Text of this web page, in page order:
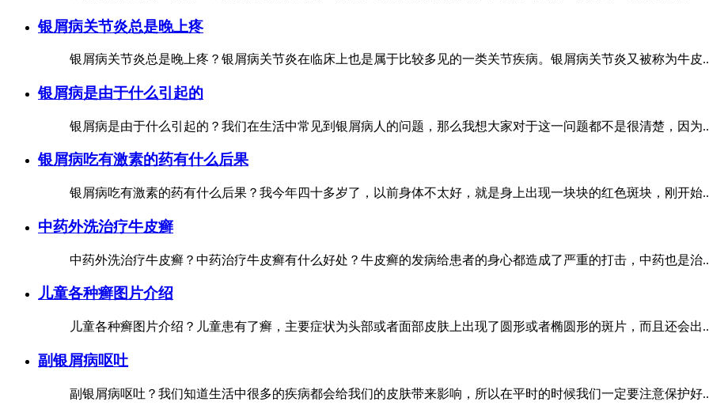
银屑病关节炎总是晚上疼
银屑病关节炎总是晚上疼？银屑病关节炎在临床上也是属于比较多见的一类关节疾病。银屑病关节炎又被称为牛皮
银屑病是由于什么引起的
银屑病是由于什么引起的？我们在生活中常见到银屑病人的问题，那么我想大家对于这一问题都不是很清楚，因为
银屑病吃有激素的药有什么后果
银屑病吃有激素的药有什么后果？我今年四十多岁了，以前身体不太好，就是身上出现一块块的红色斑块，刚开始
中药外洗治疗牛皮癣
中药外洗治疗牛皮癣？中药治疗牛皮癣有什么好处？牛皮癣的发病给患者的身心都造成了严重的打击，中药也是治
儿童各种癣图片介绍
儿童各种癣图片介绍？儿童患有了癣，主要症状为头部或者面部皮肤上出现了圆形或者椭圆形的斑片，而且还会出
副银屑病呕吐
副银屑病呕吐？我们知道生活中很多的疾病都会给我们的皮肤带来影响，所以在平时的时候我们一定要注意保护好